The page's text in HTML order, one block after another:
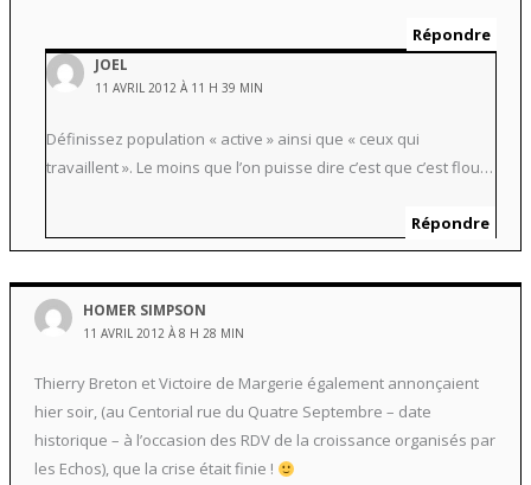
Répondre
JOEL
11 AVRIL 2012 À 11 H 39 MIN
Définissez population « active » ainsi que « ceux qui
travaillent ». Le moins que l’on puisse dire c’est que c’est flou…
Répondre
HOMER SIMPSON
11 AVRIL 2012 À 8 H 28 MIN
Thierry Breton et Victoire de Margerie également annonçaient
hier soir, (au Centorial rue du Quatre Septembre – date
historique – à l’occasion des RDV de la croissance organisés par
les Echos), que la crise était finie !